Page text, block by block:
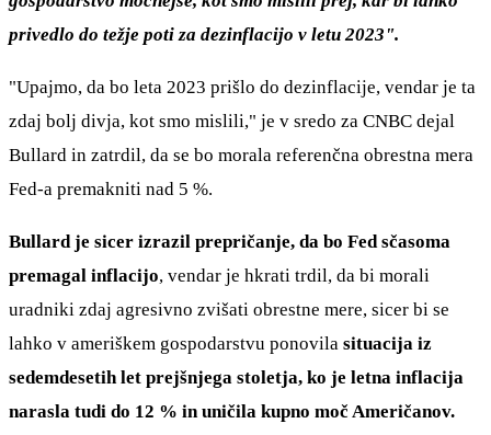
privedlo do težje poti za dezinflacijo v letu 2023".
"Upajmo, da bo leta 2023 prišlo do dezinflacije, vendar je ta
zdaj bolj divja, kot smo mislili," je v sredo za CNBC dejal
Bullard in zatrdil, da se bo morala referenčna obrestna mera
Fed-a premakniti nad 5 %.
Bullard je sicer izrazil prepričanje, da bo Fed sčasoma
premagal inflacijo, vendar je hkrati trdil, da bi morali
uradniki zdaj agresivno zvišati obrestne mere, sicer bi se
lahko v ameriškem gospodarstvu ponovila situacija iz
sedemdesetih let prejšnjega stoletja, ko je letna inflacija
narasla tudi do 12 % in uničila kupno moč Američanov.